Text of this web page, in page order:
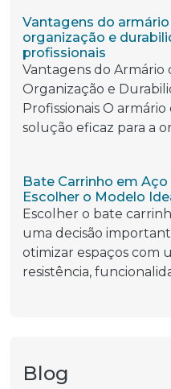
Vantagens do
organização e
profissionais
Vantagens do Armário
Organização e
Profissionais O
solução eficaz para a
Bate Carrinho em
Escolher o Modelo
Escolher o bate
uma decisão
otimizar espaços com
resistência,
Blog